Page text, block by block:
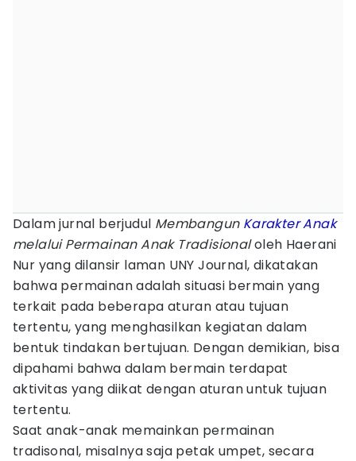
Dalam jurnal berjudul Membangun Karakter Anak
melalui Permainan Anak Tradisionaloleh Haerani
Nur yang dilansir laman UNY Journal, dikatakan
bahwa permainan adalah situasi bermain yang
terkait pada beberapa aturan atau tujuan
tertentu, yang menghasilkan kegiatan dalam
bentuk tindakan bertujuan. Dengan demikian, bisa
dipahami bahwa dalam bermain terdapat
aktivitas yang diikat dengan aturan untuk tujuan
tertentu.
Saat anak-anak memainkan permainan
tradisonal, misalnya saja petak umpet, secara